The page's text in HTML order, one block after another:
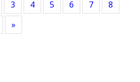
3 4 5 6 7
8
»